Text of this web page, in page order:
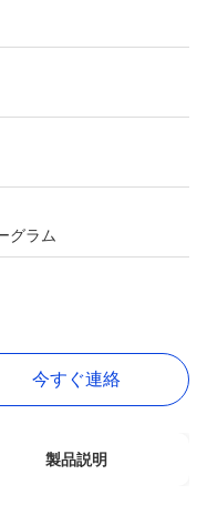
グラム
今すぐ連絡
製品説明